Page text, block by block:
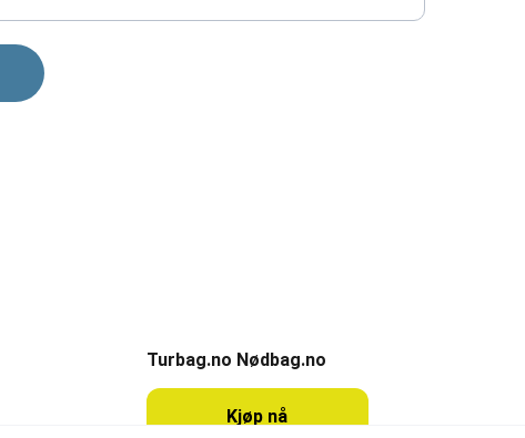
Turbag.no Nødbag.no
Kjøp nå